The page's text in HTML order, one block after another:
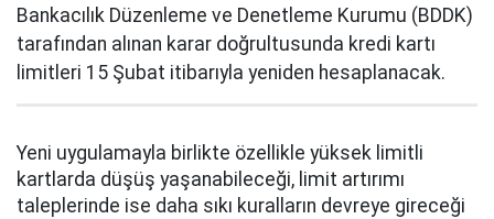
Bankacılık Düzenleme ve Denetleme Kurumu (BDDK)
tarafından alınan karar doğrultusunda kredi kartı
limitleri 15 Şubat itibarıyla yeniden hesaplanacak.
Yeni uygulamayla birlikte özellikle yüksek limitli
kartlarda düşüş yaşanabileceği, limit artırımı
taleplerinde ise daha sıkı kuralların devreye gireceği